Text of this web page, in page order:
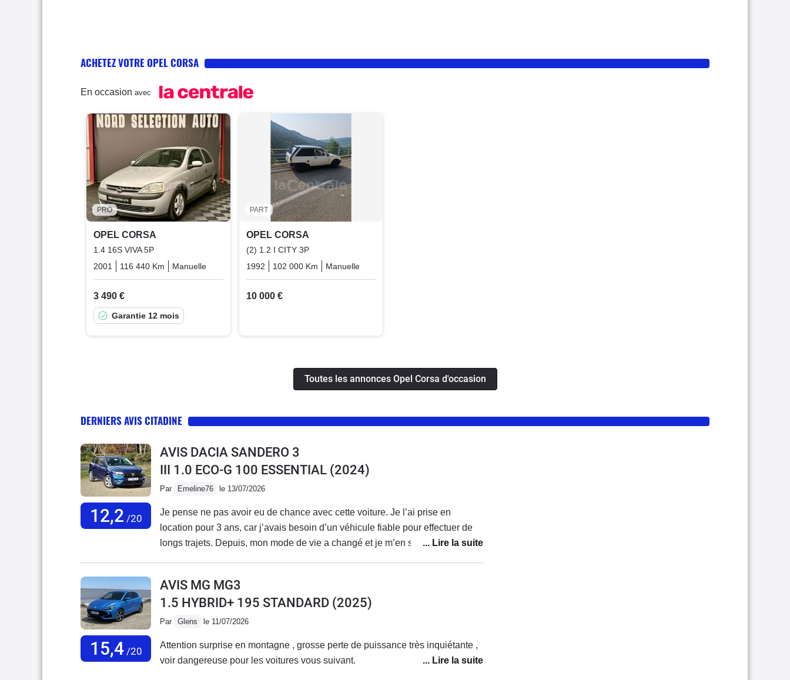
ACHETEZ VOTRE OPEL CORSA
En occasion avec
PRO
OPEL CORSA
1.4 16S VIVA 5P
2001
116 440 Km Manuelle
3 490 €
Garantie 12 mois
PART
OPEL CORSA
(2) 1.2 I CITY 3P
1992
102 000 Km Manuelle
10 000 €
Toutes les annonces Opel Corsa d'occasion
DERNIERS AVIS CITADINE
12,2 /20
AVIS DACIA SANDERO 3
III 1.0 ECO-G 100 ESSENTIAL (2024)
Par Emeline76 le 13/07/2026
Je pense ne pas avoir eu de chance avec cette voiture. Je l’ai prise en
location pour 3 ans, car j’avais besoin d’un véhicule fiable pour effectuer de
longs trajets. Depuis, mon mode de vie a changé et je m’en sers très peu.
actuel.Malheureusement, depuis quelque temps, les problèmes s’enchaînent,
au point que je n’ai plus confiance pour partir en vacances avec elle, alors
que c’est désormais son principal usage.Tout d’abord, un point qui n’est pas
ou en rupture de stock depuis février-mars. Il faut surveiller les
réapprovisionnements, mais comme j’utilise peu la voiture, il est difficile de
15,4/20
AVIS MG MG3
1.5 HYBRID+ 195 STANDARD (2025)
Par Glens le 11/07/2026
Attention surprise en montagne , grosse perte de puissance très inquiétante ,
voir dangereuse pour les voitures vous suivant.